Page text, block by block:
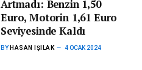
Artmadı: Benzin 1,50
Euro, Motorin 1,61 Euro
Seviyesinde Kaldı
BY HASAN IŞILAK 4 OCAK 2024